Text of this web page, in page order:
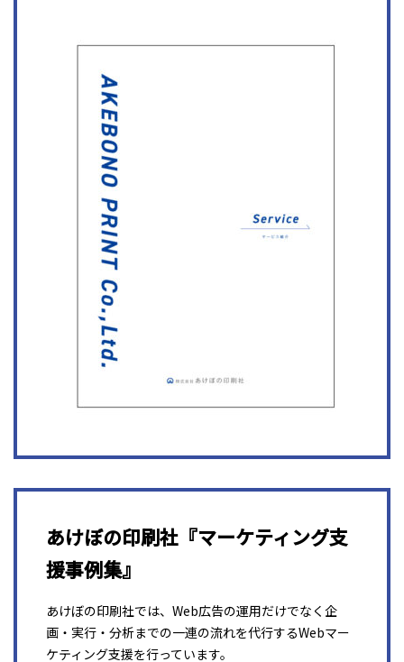
あけぼの印刷社『マーケティング支
援事例集』
あけぼの印刷社では、Web広告の運用だけでなく企
画・実行・分析までの一連の流れを代行するWebマー
ケティング支援を行っています。